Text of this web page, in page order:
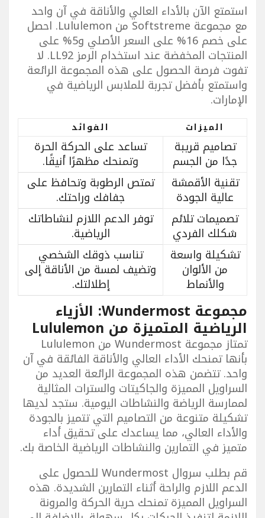
استمتع الآن بالأداء العالي والأناقة في آن واحد
مع مجموعة Softstreme من Lululemon. احصل
على خصم 16% على السعر الأصلي و5% على
المنتجات المخفضة عند استخدام الرمز LL92. لا
تفوت فرصة الحصول على هذه المجموعة الرائعة
واستمتع بأفضل تجربة للملابس الرياضية في
الإمارات.
الميزات الفوائد
تصاميم قريبة
جدًا من الجسم
تساعد على الحركة الحرة
وتمنحك مظهرًا أنيقًا.
تقنية الأقمشة
عالية الجودة
تمتص الرطوبة وتحافظ على
جفافك وراحتك.
تصميمات تلائم
شكلك الفردي
توفر الدعم اللازم لنشاطاتك
الرياضية.
تشكيلة واسعة
من الألوان
والأنماط
تناسب ذوقك الشخصي
وتضيف لمسة من الأناقة إلى
إطلالتك.
مجموعة Wundermost: الأزياء
الرياضية المتميزة من Lululemon
تمتاز مجموعة Wundermost من Lululemon
بأنها تمنحك الأداء العالي والأناقة الفائقة في آن
واحد. تتضمن هذه المجموعة الرائعة العديد من
السراويل المميزة والجاكيتات والسترات المثالية
لممارسة الرياضة والنشاطات اليومية. ستجد لديها
تشكيلة متنوعة من التصاميم التي تتميز بالجودة
والأداء العالي، مما يساعدك على تحقيق أداء
متميز في التمارين والنشاطات الرياضية الخاصة بك.
قم بطلب سروال Wundermost للحصول على
الدعم اللازم والراحة أثناء التمارين الشديدة. هذه
السراويل المميزة تمنحك حرية الحركة والمرونة